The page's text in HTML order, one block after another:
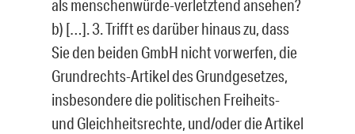
als menschenwürde-verletztend ansehen?
b) […]. 3. Trifft es darüber hinaus zu, dass
Sie den beiden GmbH nicht vorwerfen, die
Grundrechts-Artikel des Grundgesetzes,
insbesondere die politischen Freiheits-
und Gleichheitsrechte, und/oder die Artikel